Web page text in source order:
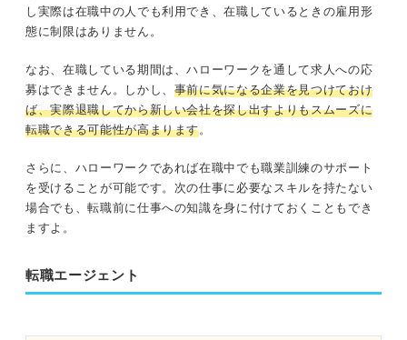
し実際は在職中の人でも利用でき、在職しているときの雇用形
態に制限はありません。
なお、在職している期間は、ハローワークを通して求人への応
募はできません。しかし、 事前に気になる企業を見つけておけ
ば、実際退職してから新しい会社を探し出すよりもスムーズに
転職できる可能性が高まります。
さらに、ハローワークであれば在職中でも職業訓練のサポート
を受けることが可能です。次の仕事に必要なスキルを持たない
場合でも、転職前に仕事への知識を身に付けておくこともでき
ますよ。
転職エージェント